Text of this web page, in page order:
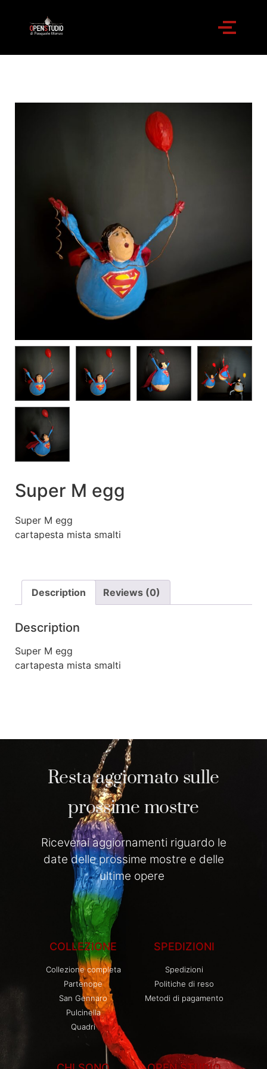
Super M egg
Super M egg
cartapesta mista smalti
Description Reviews (0)
Description
Super M egg
cartapesta mista smalti
Resta aggiornato sulle
prossime mostre
Riceverai aggiornamenti riguardo le
date delle prossime mostre e delle
ultime opere
COLLEZIONE
Collezione completa
Partenope
San Gennaro
Pulcinella
Quadri
SPEDIZIONI
Spedizioni
Politiche di reso
Metodi di pagamento